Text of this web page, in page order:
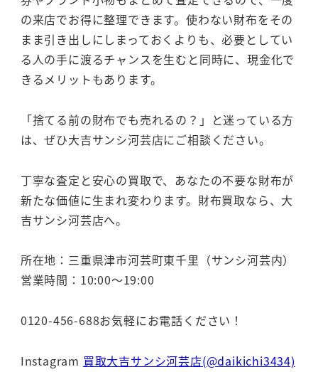
の来店でお得に整理できます。使わない財布をその
まま引き出しにしまっておくよりも、必要としてい
る人の手に渡るチャンスを生むと同時に、現金化で
きるメリットもあります。
「捨てる前の財布でも売れるの？」と迷っている方
は、ぜひ大吉サンシ河芸店にご相談ください。
丁寧な査定と安心の買取で、あなたの不要な財布が
新たな価値に生まれ変わります。財布買取なら、大
吉サンシ河芸店へ。
所在地：三重県津市河芸町東千里（サンシ河芸内）
営業時間：10:00～19:00
0120-456-688お気軽にお電話ください！
Instagram 買取大吉サンシ河芸店(@daikichi3434)